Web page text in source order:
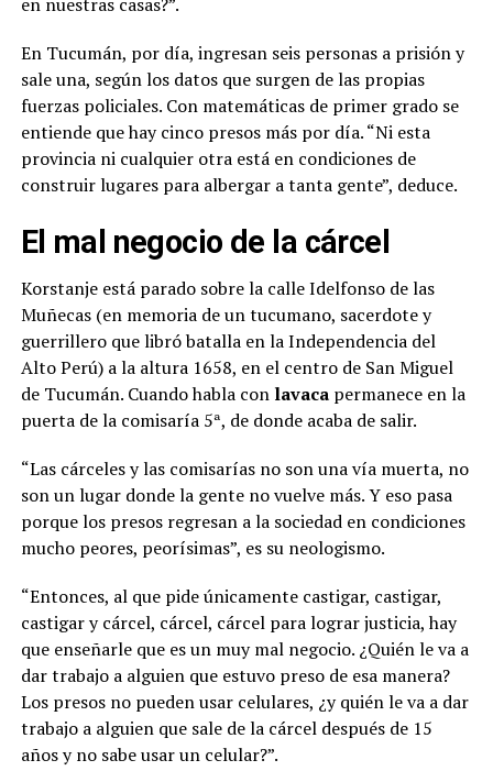
En Tucumán, por día, ingresan seis personas a prisión y
sale una, según los datos que surgen de las propias
fuerzas policiales. Con matemáticas de primer grado se
entiende que hay cinco presos más por día. “Ni esta
provincia ni cualquier otra está en condiciones de
construir lugares para albergar a tanta gente”, deduce.
El mal negocio de la cárcel
Korstanje está parado sobre la calle Idelfonso de las
Muñecas (en memoria de un tucumano, sacerdote y
guerrillero que libró batalla en la Independencia del
Alto Perú) a la altura 1658, en el centro de San Miguel
de Tucumán. Cuando habla con lavacapermanece en la
puerta de la comisaría 5ª, de donde acaba de salir.
“Las cárceles y las comisarías no son una vía muerta, no
son un lugar donde la gente no vuelve más. Y eso pasa
porque los presos regresan a la sociedad en condiciones
mucho peores, peorísimas”, es su neologismo.
“Entonces, al que pide únicamente castigar, castigar,
castigar y cárcel, cárcel, cárcel para lograr justicia, hay
que enseñarle que es un muy mal negocio. ¿Quién le va a
dar trabajo a alguien que estuvo preso de esa manera?
Los presos no pueden usar celulares, ¿y quién le va a dar
trabajo a alguien que sale de la cárcel después de 15
años y no sabe usar un celular?”.